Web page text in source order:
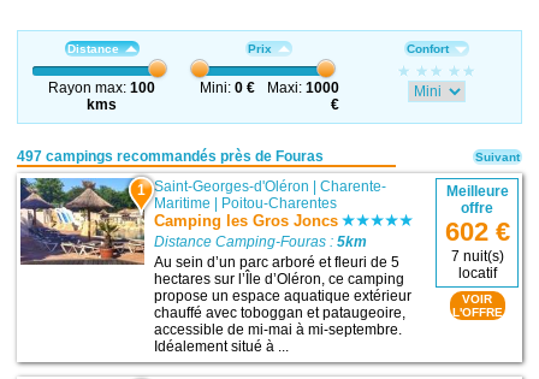
Distance
Rayon max:100
kms
Prix
Mini: 0 € Maxi:1000
€
Confort
497 campings recommandés près de Fouras
1 Saint-Georges-d'Oléron |Charente-
Maritime | Poitou-Charentes
Camping les Gros Joncs
Distance Camping-Fouras :5km
Au sein d’un parc arboré et fleuri de 5
hectares sur l’Île d’Oléron, ce camping
propose un espace aquatique extérieur
chauffé avec toboggan et pataugeoire,
accessible de mi-mai à mi-septembre.
Idéalement situé à ...
Meilleure
offre
602 €
7 nuit(s)
locatif
VOIR
L'OFFRE
Suivant